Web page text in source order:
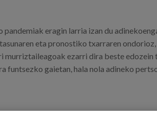
eragin larria izan du
eta pronostiko txarraren ondorioz,
murriztaileagoak ezarri dira beste edozein
funtsezko gaietan, hala nola adineko